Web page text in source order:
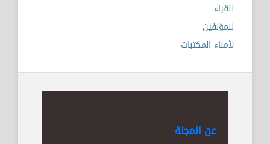
للقراء
للمؤلفين
لأمناء المكتبات
عن المجلة